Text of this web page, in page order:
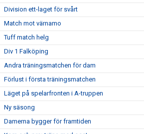
Division ett-laget för svårt
Match mot värnamo
Tuff match helg
Div 1 Falköping
Andra träningsmatchen för dam
Förlust i första träningsmatchen
Läget på spelarfronten i A-truppen
Ny säsong
Damerna bygger för framtiden